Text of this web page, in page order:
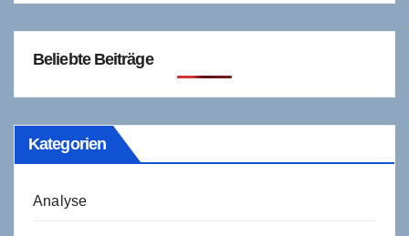
Beliebte Beiträge
Kategorien
Analyse